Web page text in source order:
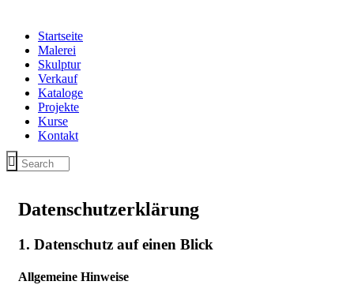
Startseite
Malerei
Skulptur
Verkauf
Kataloge
Projekte
Kurse
Kontakt
Datenschutz­erklärung
1. Datenschutz auf einen Blick
Allgemeine Hinweise